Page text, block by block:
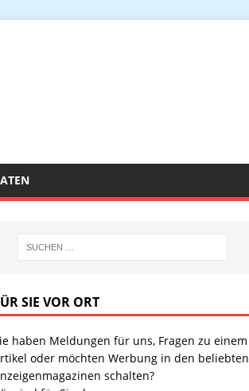
SIE VOR ORT
haben Meldungen für uns, Fragen zu einem
oder möchten Werbung in den beliebten
schalten?